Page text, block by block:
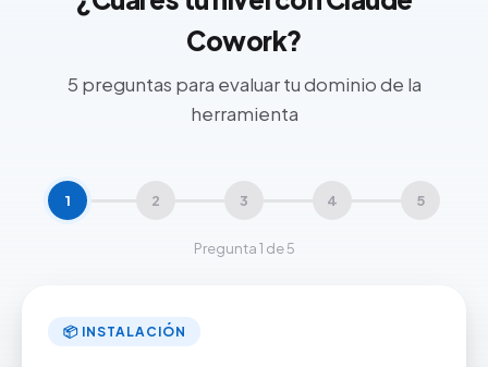
Cowork?
5 preguntas para evaluar tu dominio de la
herramienta
1 2 3 4 5
Pregunta 1 de 5
📦 INSTALACIÓN